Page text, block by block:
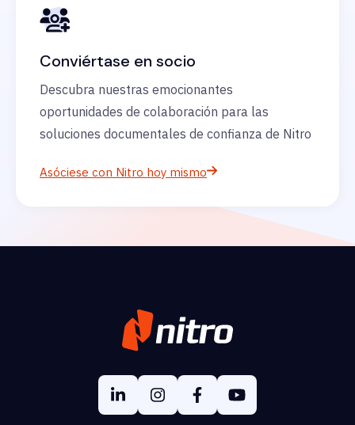
Conviértase en socio
Descubra nuestras emocionantes
oportunidades de colaboración para las
soluciones documentales de confianza de Nitro
Asóciese con Nitro hoy mismo